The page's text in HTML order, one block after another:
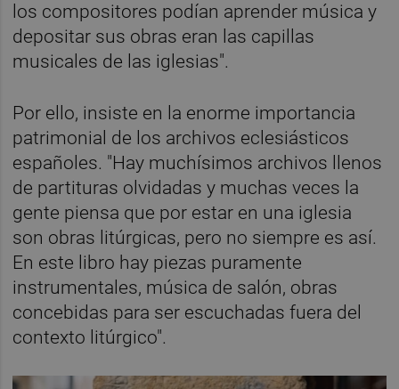
los compositores podían aprender música y
depositar sus obras eran las capillas
musicales de las iglesias".
Por ello, insiste en la enorme importancia
patrimonial de los archivos eclesiásticos
españoles. "Hay muchísimos archivos llenos
de partituras olvidadas y muchas veces la
gente piensa que por estar en una iglesia
son obras litúrgicas, pero no siempre es así.
En este libro hay piezas puramente
instrumentales, música de salón, obras
concebidas para ser escuchadas fuera del
contexto litúrgico".